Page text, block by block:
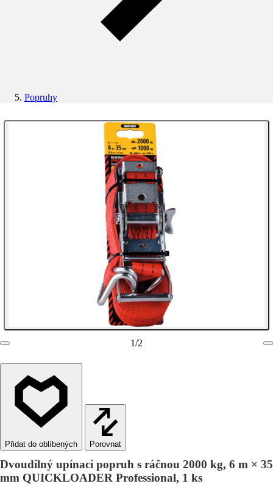
Popruhy
1/2
Porovnat
Dvoudílný upínací popruh s ráčnou 2000 kg, 6 m × 35
mm QUICKLOADER Professional, 1 ks